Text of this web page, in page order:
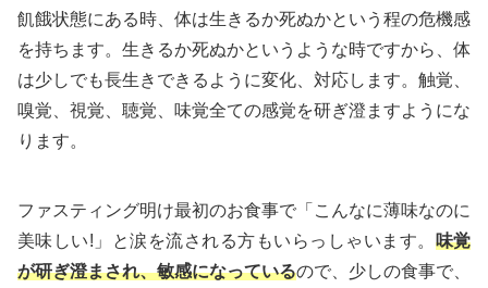
飢餓状態にある時、体は生きるか死ぬかという程の危機感
を持ちます。生きるか死ぬかというような時ですから、体
は少しでも長生きできるように変化、対応します。触覚、
嗅覚、視覚、聴覚、味覚全ての感覚を研ぎ澄ますようにな
ります。
ファスティング明け最初のお食事で「こんなに薄味なのに
美味しい!」と涙を流される方もいらっしゃいます。 味覚
が研ぎ澄まされ、敏感になっているので、少しの食事で、